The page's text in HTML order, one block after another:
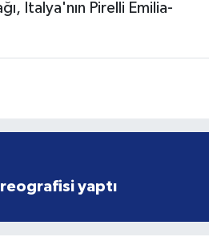
İtalya'nın Pirelli Emilia-
yaptı